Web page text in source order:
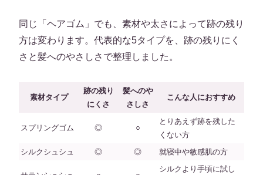
同じ「ヘアゴム」でも、素材や太さによって跡の残り
方は変わります。代表的な5タイプを、跡の残りにく
さと髪へのやさしさで整理しました。
素材タイプ
跡の残り
にくさ
髪へのや
さしさ
こんな人におすすめ
スプリングゴム ◎ ○
とりあえず跡を残した
くない方
シルクシュシュ
◎ ◎ 就寝中や敏感肌の方
シルクより手頃に試し